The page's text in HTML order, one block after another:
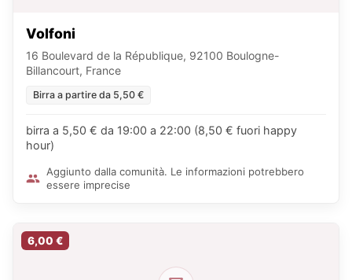
Volfoni
16 Boulevard de la République, 92100 Boulogne-
Billancourt, France
Birra a partire da 5,50 €
birra a 5,50 € da 19:00 a 22:00 (8,50 € fuori happy
hour)
Aggiunto dalla comunità. Le informazioni potrebbero
essere imprecise
6,00 €